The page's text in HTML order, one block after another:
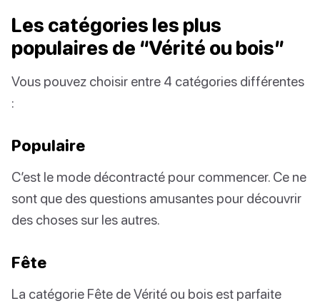
Les catégories les plus
populaires de “Vérité ou bois”
Vous pouvez choisir entre 4 catégories différentes
:
Populaire
C’est le mode décontracté pour commencer. Ce ne
sont que des questions amusantes pour découvrir
des choses sur les autres.
Fête
La catégorie Fête de Vérité ou bois est parfaite